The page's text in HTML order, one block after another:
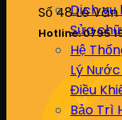
Số 48 Lê Văn
Hotline: 0795
Dịch vụ
Sửa
Hệ
Lý
Điều
Bảo Trì